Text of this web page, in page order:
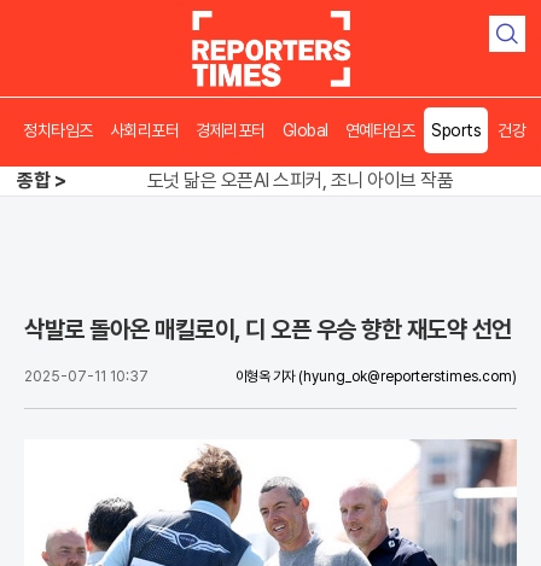
검
정치타임즈 사회리포터 경제리포터 Global 연예타임즈 Sports 건강
종합 >
송영길 인천서 반전 노려, 2주차 경선 요동
도넛 닮은 오픈AI 스피커, 조니 아이브 작품
아파트 방에서 들린 쉭쉭 소리‥코브라였다
삭발로 돌아온 매킬로이, 디 오픈 우승 향한 재도약 선언
2025-07-11 10:37 이형옥 기자 (hyung_ok@reporterstimes.com)